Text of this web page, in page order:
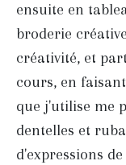
ensuite en
broderie
créativité, et
cours, en
que j'utilise me
dentelles et
d'expressions